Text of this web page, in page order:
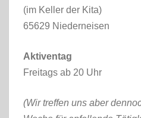
(im Keller der Kita)
65629 Niederneisen
Aktiventag
Freitags ab 20 Uhr
(Wir treffen uns aber